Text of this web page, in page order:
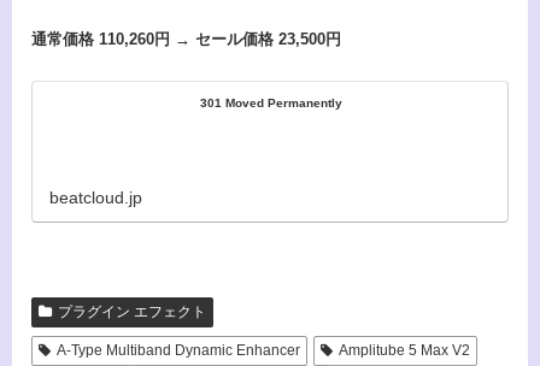
通常価格 110,260円 → セール価格 23,500円
301 Moved Permanently
beatcloud.jp
プラグイン エフェクト
A-Type Multiband Dynamic Enhancer
Amplitube 5 Max V2